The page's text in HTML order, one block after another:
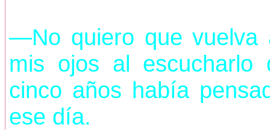
—No quiero que
mis ojos al escucharlo
cinco años había
ese día.